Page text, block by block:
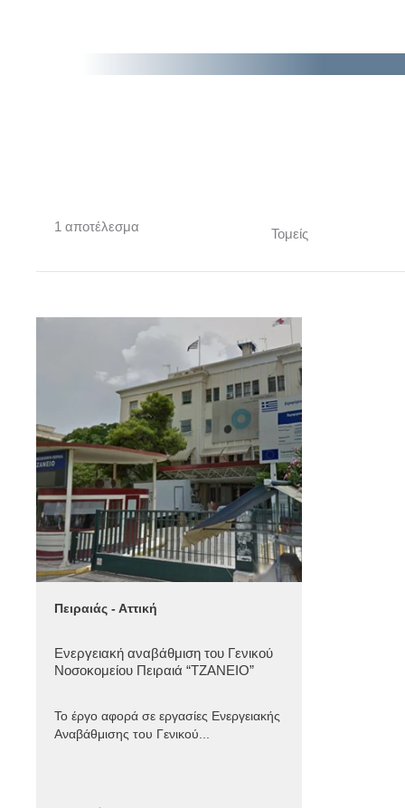
Τομείς
1 αποτέλεσμα
Πειραιάς - Αττική
Ενεργειακή αναβάθμιση του Γενικού
Νοσοκομείου Πειραιά “ΤΖΑΝΕΙΟ”
Το έργο αφορά σε εργασίες Ενεργειακής
Αναβάθμισης του Γενικού...